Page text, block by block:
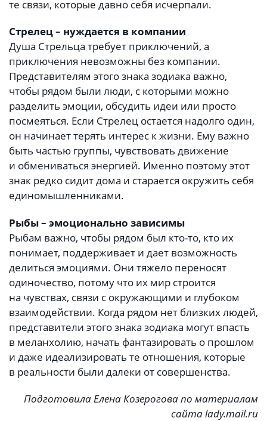
те связи, которые давно себя исчерпали.
Стрелец – нуждается в компании
Душа Стрельца требует приключений, а
приключения невозможны без компании.
Представителям этого знака зодиака важно,
чтобы рядом были люди, с которыми можно
разделить эмоции, обсудить идеи или просто
посмеяться. Если Стрелец остается надолго один,
он начинает терять интерес к жизни. Ему важно
быть частью группы, чувствовать движение
и обмениваться энергией. Именно поэтому этот
знак редко сидит дома и старается окружить себя
единомышленниками.
Рыбы – эмоционально зависимы
Рыбам важно, чтобы рядом был кто-то, кто их
понимает, поддерживает и дает возможность
делиться эмоциями. Они тяжело переносят
одиночество, потому что их мир строится
на чувствах, связи с окружающими и глубоком
взаимодействии. Когда рядом нет близких людей,
представители этого знака зодиака могут впасть
в меланхолию, начать фантазировать о прошлом
и даже идеализировать те отношения, которые
в реальности были далеки от совершенства.
Подготовила Елена Козерогова по материалам
сайта lady.mail.ru